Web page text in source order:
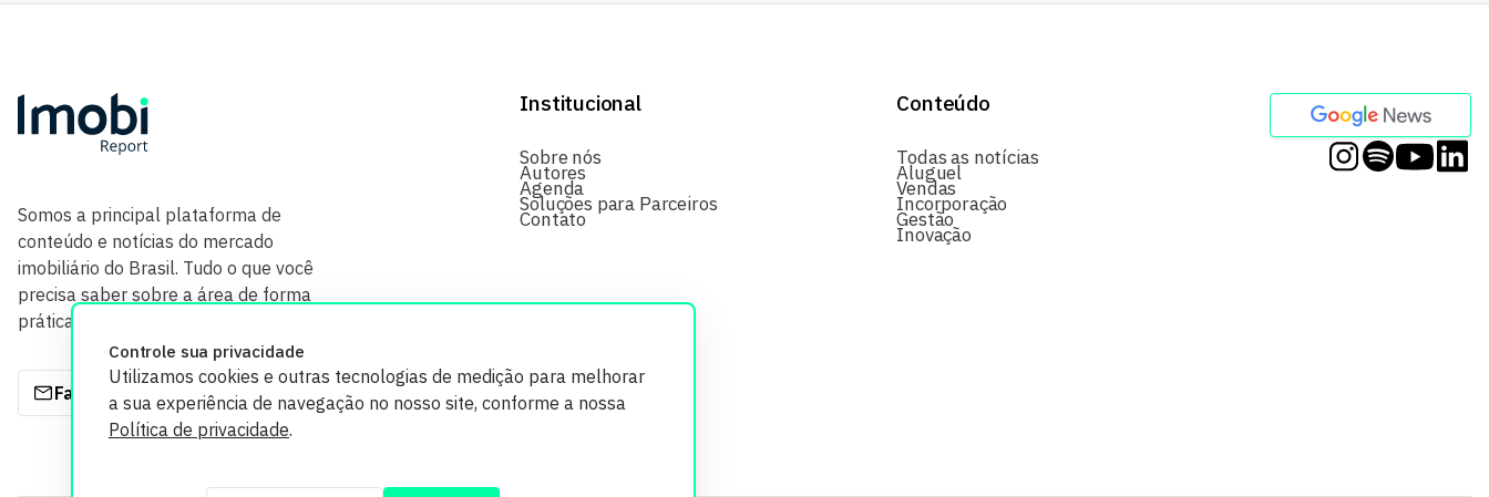
Controle sua privacidade
Utilizamos cookies e outras tecnologias de medição para melhorar
a sua experiência de navegação no nosso site, conforme a nossa
Política de privacidade.
Somos a principal plataforma de
conteúdo e notícias do mercado
imobiliário do Brasil. Tudo o que você
precisa saber sobre a área de forma
prática e com credibilidade.
Fale com a gente
Institucional
Sobre nós
Autores
Agenda
Soluções para Parceiros
Contato
Conteúdo
Todas as notícias
Aluguel
Vendas
Incorporação
Gestão
Inovação